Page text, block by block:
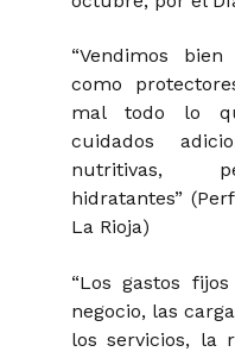
“Vendimos
como
mal todo lo
cuidados
nutritivas,
hidratantes”
La Rioja)
“Los gastos
negocio, las
los servicios, la